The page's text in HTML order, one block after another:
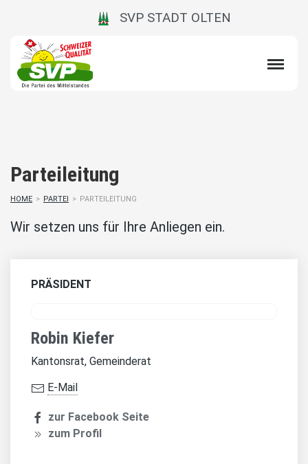
SVP STADT OLTEN
Parteileitung
HOME > PARTEI > PARTEILEITUNG
Wir setzen uns für Ihre Anliegen ein.
PRÄSIDENT
Robin Kiefer
Kantonsrat, Gemeinderat
E-Mail
zur Facebook Seite
zum Profil